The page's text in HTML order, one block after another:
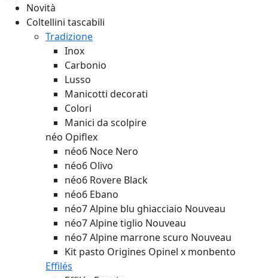
Novità
Coltellini tascabili
Tradizione
Inox
Carbonio
Lusso
Manicotti decorati
Colori
Manici da scolpire
néo Opiflex
néo6 Noce Nero
néo6 Olivo
néo6 Rovere Black
néo6 Ebano
néo7 Alpine blu ghiacciaio Nouveau
néo7 Alpine tiglio Nouveau
néo7 Alpine marrone scuro Nouveau
Kit pasto Origines Opinel x monbento
Effilés